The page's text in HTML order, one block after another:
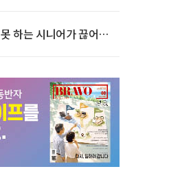
하는 시니어가 끊어야